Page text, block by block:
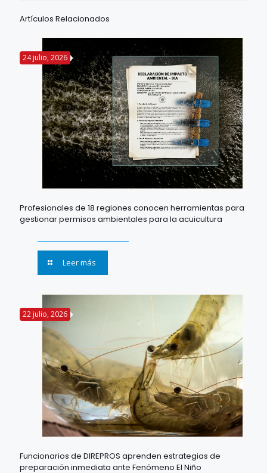
Artículos Relacionados
24 julio, 2026
Profesionales de 18 regiones conocen herramientas para
gestionar permisos ambientales para la acuicultura
Leer más
22 julio, 2026
Funcionarios de DIREPROS aprenden estrategias de
preparación inmediata ante Fenómeno El Niño